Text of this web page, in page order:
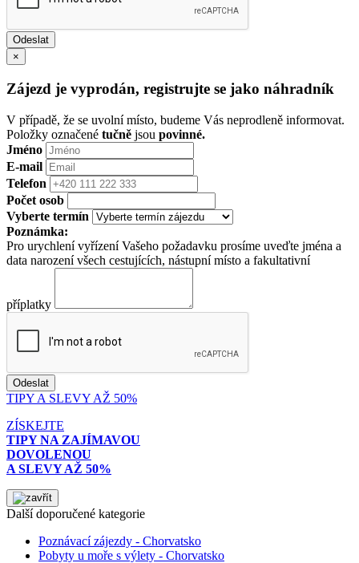
×
Zájezd je vyprodán, registrujte se jako náhradník
V případě, že se uvolní místo, budeme Vás neprodleně informovat.
Položky označené tučně jsou povinné.
Jméno
E-mail
Telefon
Počet osob
Vyberte termín
Poznámka:
Pro urychlení vyřízení Vašeho požadavku prosíme uveďte jména a
data narození všech cestujících, nástupní místo a fakultativní
příplatky
TIPY A SLEVY AŽ 50%
ZÍSKEJTE
TIPY NA ZAJÍMAVOU
DOVOLENOU
A SLEVY AŽ 50%
Další doporučené kategorie
Poznávací zájezdy - Chorvatsko
Pobyty u moře s výlety - Chorvatsko